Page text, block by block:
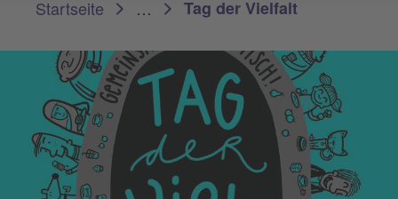
Startseite
… Tag der Vielfalt